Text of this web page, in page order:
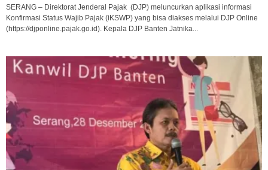
SERANG – Direktorat Jenderal Pajak (DJP) meluncurkan aplikasi informasi
Konfirmasi Status Wajib Pajak (iKSWP) yang bisa diakses melalui DJP Online
(https://djponline.pajak.go.id). Kepala DJP Banten Jatnika...